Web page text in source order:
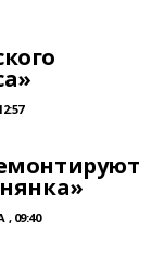
, 09:40